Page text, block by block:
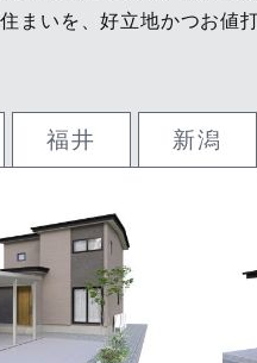
まいを、好立地かつお値
福井 新潟